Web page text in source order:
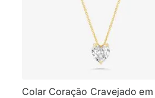
Colar Coração Cravejado em